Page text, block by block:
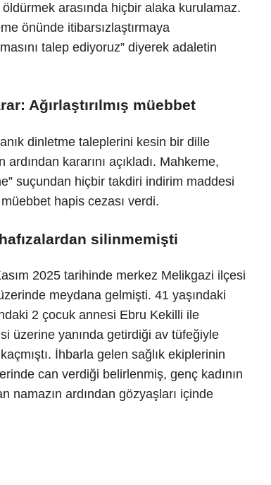
arasında hiçbir alaka kurulamaz.
önünde itibarsızlaştırmaya
talep ediyoruz” diyerek adaletin
Ağırlaştırılmış müebbet
dinletme taleplerini kesin bir dille
kararını açıkladı. Mahkeme,
suçundan hiçbir takdiri indirim maddesi
hapis cezası verdi.
silinmemişti
2025 tarihinde merkez Melikgazi ilçesi
meydana gelmişti. 41 yaşındaki
2 çocuk annesi Ebru Kekilli ile
üzerine yanında getirdiği av tüfeğiyle
İhbarla gelen sağlık ekiplerinin
can verdiği belirlenmiş, genç kadının
namazın ardından gözyaşları içinde